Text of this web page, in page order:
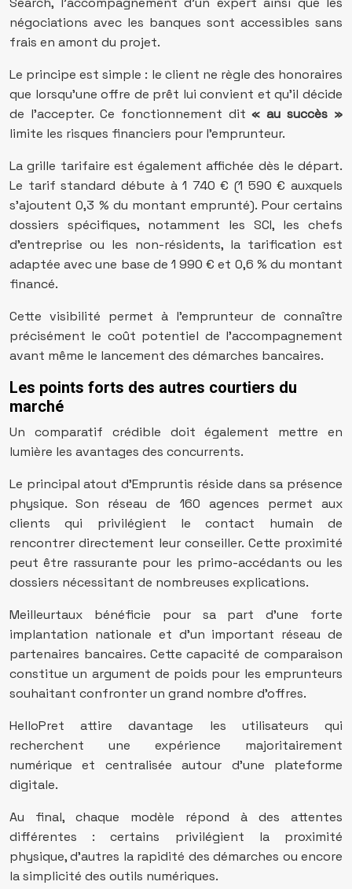
négociations avec les banques sont accessibles sans
frais en amont du projet.
Le principe est simple : le client ne règle des honoraires
que lorsqu’une offre de prêt lui convient et qu’il décide
de l’accepter. Ce fonctionnement dit« au succès »
limite les risques financiers pour l’emprunteur.
La grille tarifaire est également affichée dès le départ.
Le tarif standard débute à 1 740 € (1 590 € auxquels
s’ajoutent 0,3 % du montant emprunté). Pour certains
dossiers spécifiques, notamment les SCI, les chefs
d’entreprise ou les non-résidents, la tarification est
adaptée avec une base de 1 990 € et 0,6 % du montant
financé.
Cette visibilité permet à l’emprunteur de connaître
précisément le coût potentiel de l’accompagnement
avant même le lancement des démarches bancaires.
Les points forts des autres courtiers du
marché
Un comparatif crédible doit également mettre en
lumière les avantages des concurrents.
Le principal atout d’Empruntis réside dans sa présence
physique. Son réseau de 160 agences permet aux
clients qui privilégient le contact humain de
rencontrer directement leur conseiller. Cette proximité
peut être rassurante pour les primo-accédants ou les
dossiers nécessitant de nombreuses explications.
Meilleurtaux bénéficie pour sa part d’une forte
implantation nationale et d’un important réseau de
partenaires bancaires. Cette capacité de comparaison
constitue un argument de poids pour les emprunteurs
souhaitant confronter un grand nombre d’offres.
HelloPret attire davantage les utilisateurs qui
recherchent une expérience majoritairement
numérique et centralisée autour d’une plateforme
digitale.
Au final, chaque modèle répond à des attentes
différentes : certains privilégient la proximité
physique, d’autres la rapidité des démarches ou encore
la simplicité des outils numériques.